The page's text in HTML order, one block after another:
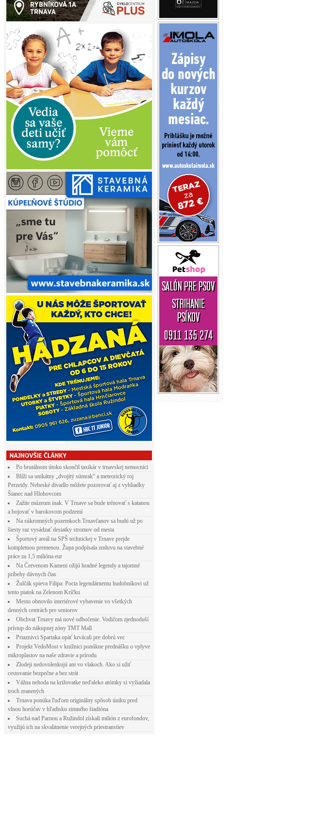
Po brutálnom útoku skončil taxikár v trnavskej nemocnici
Blíži sa unikátny „dvojitý súmrak“ a meteorický roj
Perzeidy. Nebeské divadlo môžete pozorovať aj z vyhliadky
Šianec nad Hlohovcom
Zažite múzeum inak. V Trnave sa bude trénovať s katanou
a bojovať v barokovom podzemí
Na súkromných pozemkoch Trnavčanov sa budú už po
šiesty raz vysádzať desiatky stromov od mesta
Športový areál na SPŠ technickej v Trnave prejde
kompletnou premenou. Župa podpísala zmluvu na stavebné
práce za 1,5 milióna eur
Na Červenom Kameni ožijú hradné legendy a tajomné
príbehy dávnych čias
Žulčák spieva Filipa: Pocta legendárnemu hudobníkovi už
tento piatok na Zelenom Kríčku
Mesto obnovilo interiérové vybavenie vo všetkých
denných centrách pre seniorov
Obchvat Trnavy má nové odbočenie. Vodičom zjednoduší
prístup do nákupnej zóny TMT Mall
Priaznivci Spartaka opäť krvácali pre dobrú vec
Projekt VedoMost v knižnici ponúkne prednášku o vplyve
mikroplastov na naše zdravie a prírodu
Zlodeji nedovolenkujú ani vo vlakoch. Ako si užiť
cestovanie bezpečne a bez strát
Vážna nehoda na križovatke neďaleko atómky si vyžiadala
troch zranených
Trnava ponúka ľuďom originálny spôsob úniku pred
vlnou horúčav v hľadisku zimného štadióna
Suchá nad Parnou a Ružindol získali milión z eurofondov,
využijú ich na skvalitnenie verejných priestranstiev